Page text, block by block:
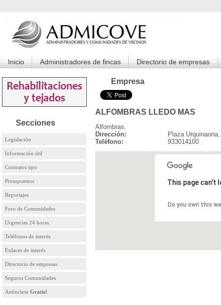
Inicio Administradores de fincas Directorio de empresas
Secciones
Legislación
Información útil
Contratos tipo
Presupuestos
Reportajes
Foro de Comunidades
Urgencias 24 horas
Teléfonos de interés
Enlaces de interés
Directorio de empresas
Seguros Comunidades
Anúnciese Gratis!
Empresa
ALFOMBRAS LLEDO MAS
Alfombras.
Dirección:
Plaza
Teléfono:
933014100
This page can't
Do you own this